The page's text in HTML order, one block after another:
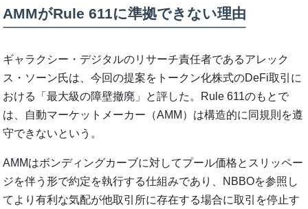
AMMがRule 611に準拠できない理由
ギャラクシー・デジタルのリサーチ責任者であるアレック
ス・ソーン氏は、今回の提案をトークン化株式のDeFi取引に
おける「最大級の障壁撤廃」と評した。Rule 611のもとで
は、自動マーケットメーカー（AMM）は構造的に同規則を遵
守できないという。
AMMはボンディングカーブに対してプール価格とスリッペー
ジを伴う形で約定を執行する仕組みであり、NBBOを参照し
てより有利な気配が他取引所に存在する場合に取引を停止す